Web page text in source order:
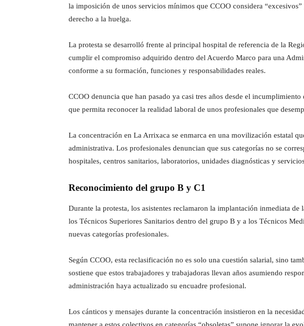
la imposición de unos servicios mínimos que CCOO considera
derecho a la huelga.
La protesta se desarrolló frente al principal hospital de referencia de la
cumplir el compromiso adquirido dentro del Acuerdo Marco para una
conforme a su formación, funciones y responsabilidades reales.
CCOO denuncia que han pasado ya casi tres años desde el
que permita reconocer la realidad laboral de unos profesionales que
La concentración en La Arrixaca se enmarca en una movilización estatal
administrativa. Los profesionales denuncian que sus categorías no se
hospitales, centros sanitarios, laboratorios, unidades diagnósticas y
Reconocimiento del grupo B y C1
Durante la protesta, los asistentes reclamaron la implantación inmediata
los Técnicos Superiores Sanitarios dentro del grupo B y a los Técnicos
nuevas categorías profesionales.
Según CCOO, esta reclasificación no es solo una cuestión salarial, sino
sostiene que estos trabajadores y trabajadoras llevan años asumiendo
administración haya actualizado su encuadre profesional.
Los cánticos y mensajes durante la concentración insistieron en la